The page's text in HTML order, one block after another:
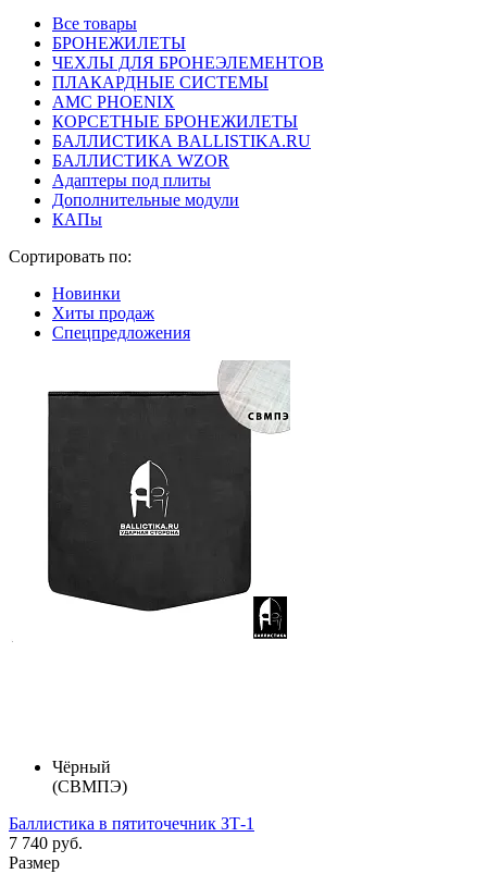
Все товары
БРОНЕЖИЛЕТЫ
ЧЕХЛЫ ДЛЯ БРОНЕЭЛЕМЕНТОВ
ПЛАКАРДНЫЕ СИСТЕМЫ
АМС PHOENIX
КОРСЕТНЫЕ БРОНЕЖИЛЕТЫ
БАЛЛИСТИКА BALLISTIKA.RU
БАЛЛИСТИКА WZOR
Адаптеры под плиты
Дополнительные модули
КАПы
Сортировать по:
Новинки
Хиты продаж
Спецпредложения
Чёрный
(СВМПЭ)
Баллистика в пятиточечник ЗТ-1
7 740 руб.
Размер